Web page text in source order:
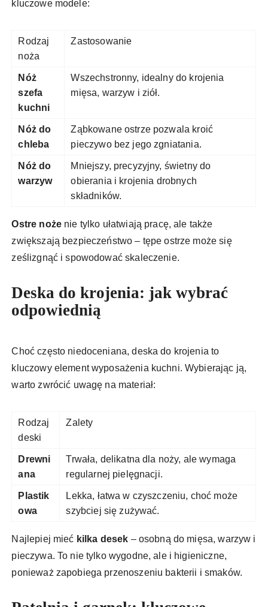
kluczowe modele:
Rodzaj
noża
Zastosowanie
Nóż
szefa
kuchni
Wszechstronny, idealny do krojenia
mięsa, warzyw i ziół.
Nóż do
chleba
Ząbkowane ostrze pozwala kroić
pieczywo bez jego zgniatania.
Nóż do
warzyw
Mniejszy, precyzyjny, świetny do
obierania i krojenia drobnych
składników.
Ostre nożenie tylko ułatwiają pracę, ale także
zwiększają bezpieczeństwo – tępe ostrze może się
ześlizgnąć i spowodować skaleczenie.
Deska do krojenia: jak wybrać
odpowiednią
Choć często niedoceniana, deska do krojenia to
kluczowy element wyposażenia kuchni. Wybierając ją,
warto zwrócić uwagę na materiał:
Rodzaj
deski
Zalety
Drewni
ana
Trwała, delikatna dla noży, ale wymaga
regularnej pielęgnacji.
Plastik
owa
Lekka, łatwa w czyszczeniu, choć może
szybciej się zużywać.
Najlepiej mieć kilka desek – osobną do mięsa, warzyw i
pieczywa. To nie tylko wygodne, ale i higieniczne,
ponieważ zapobiega przenoszeniu bakterii i smaków.